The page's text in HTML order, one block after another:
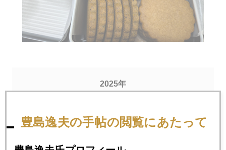
2025年
7月 8月 9月 10月 11月 12月
豊島逸夫の手帖の閲覧にあたって